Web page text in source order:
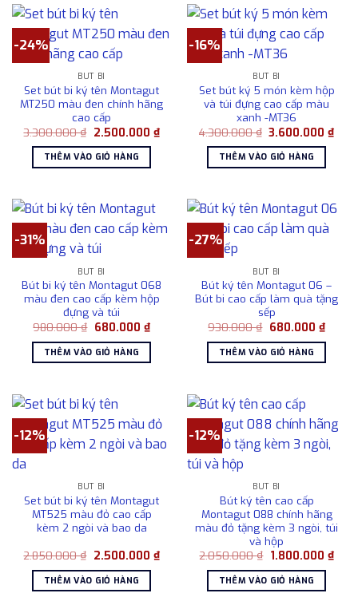
-24%
BÚT BI
Set bút bi ký tên Montagut
MT250 màu đen chính hãng
cao cấp
3.300.000₫ Giá
là:
3.300.000 ₫.
2.500.000 ₫Giá
hiện
2.500.000 ₫.
THÊM VÀO GIỎ HÀNG
-16%
BÚT BI
Set bút ký 5 món kèm hộp
và túi đựng cao cấp màu
xanh -MT36
4.300.000₫ Giá
là:
4.300.000 ₫.
3.600.000₫Giá
hiện
THÊM VÀO GIỎ HÀNG
-31%
BÚT BI
Bút bi ký tên Montagut 068
màu đen cao cấp kèm hộp
đựng và túi
980.000₫ Giá
là:
980.000 ₫.
680.000 ₫Giá
hiện
tại
680.000 ₫.
THÊM VÀO GIỎ HÀNG
-27%
BÚT BI
Bút ký tên Montagut 06 –
Bút bi cao cấp làm quà tặng
sếp
930.000₫ Giá
là:
930.000 ₫.
680.000 ₫Giá
hiện
tại
THÊM VÀO GIỎ HÀNG
-12%
BÚT BI
Set bút bi ký tên Montagut
MT525 màu đỏ cao cấp
kèm 2 ngòi và bao da
2.850.000₫ Giá
là:
2.850.000 ₫.
2.500.000 ₫Giá
hiện
2.500.000 ₫.
THÊM VÀO GIỎ HÀNG
-12%
BÚT BI
Bút ký tên cao cấp
Montagut 088 chính hãng
màu đỏ tặng kèm 3 ngòi, túi
và hộp
2.050.000₫ Giá
là:
2.050.000 ₫.
1.800.000 ₫Giá
hiện
THÊM VÀO GIỎ HÀNG